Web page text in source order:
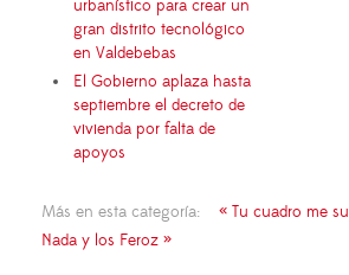
urbanístico para crear un
gran distrito tecnológico
en Valdebebas
El Gobierno aplaza hasta
septiembre el decreto de
vivienda por falta de
apoyos
Más en esta categoría: « Tu cuadro me
Nada y los Feroz »